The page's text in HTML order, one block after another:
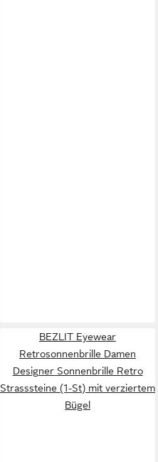
BEZLIT Eyewear
Retrosonnenbrille Damen
Designer Sonnenbrille Retro
Strasssteine (1-St) mit verziertem
Bügel